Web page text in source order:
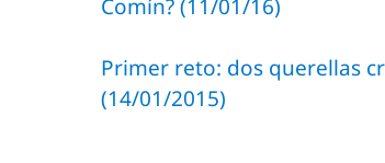
Comín? (11/01/16)
Primer reto: dos querellas
(14/01/2015)